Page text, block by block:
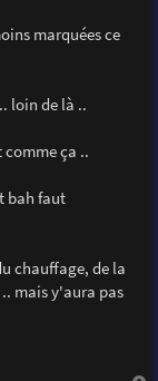
marquées ce
loin de là ..
comme ça ..
bah faut
chauffage, de la
mais y'aura pas